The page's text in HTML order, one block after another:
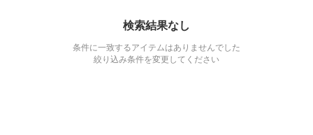
検索結果なし
条件に一致するアイテムはありませんでした
絞り込み条件を変更してください